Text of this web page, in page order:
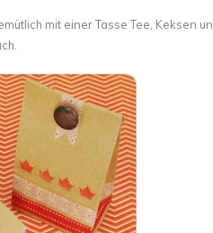
mit einer Tasse Tee, Keksen